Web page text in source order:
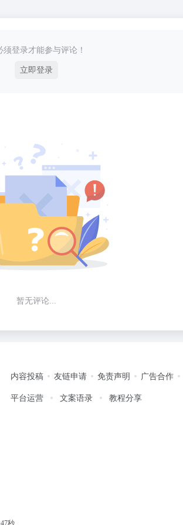
须登录才能参与评论！
立即登录
暂无评论...
内容投稿 友链申请 免责声明 广告合作
平台运营 文案语录 教程分享
秒